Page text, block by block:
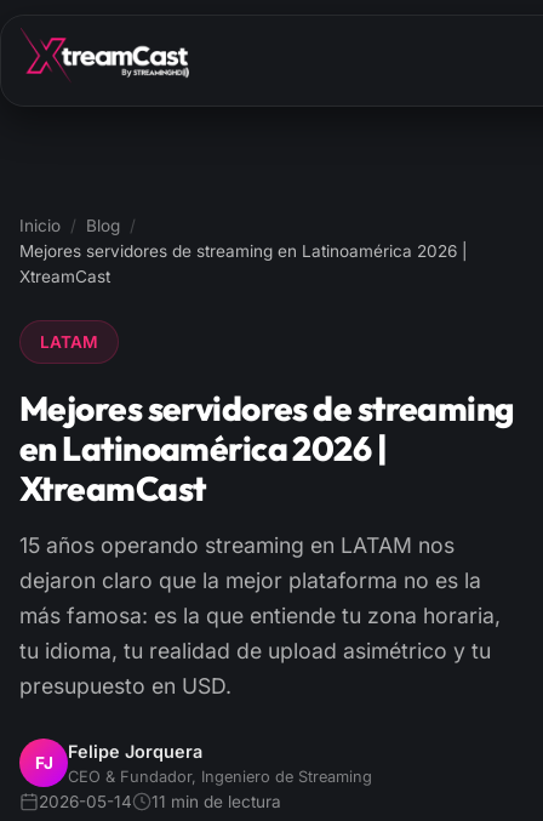
Inicio / Blog /
Mejores servidores de streaming en Latinoamérica 2026 |
XtreamCast
LATAM
Mejores servidores de streaming
en Latinoamérica 2026 |
XtreamCast
15 años operando streaming en LATAM nos
dejaron claro que la mejor plataforma no es la
más famosa: es la que entiende tu zona horaria,
tu idioma, tu realidad de upload asimétrico y tu
presupuesto en USD.
FJ
Felipe Jorquera
CEO & Fundador, Ingeniero de Streaming
2026-05-14 11 min de lectura